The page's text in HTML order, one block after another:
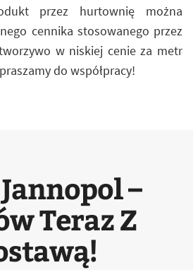
przez hurtownię można
cennika stosowanego przez
w niskiej cenie za metr
do współpracy!
–
Teraz Z